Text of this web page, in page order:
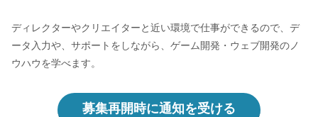
ディレクターやクリエイターと近い環境で仕事ができるので、デ
ータ入力や、サポートをしながら、ゲーム開発・ウェブ開発のノ
ウハウを学べます。
募集再開時に通知を受ける